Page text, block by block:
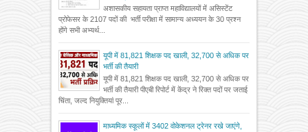
अशासकीय सहायता प्राप्त महाविद्यालयों में असिस्टेंट
प्रोफेसर के 2107 पदों की भर्ती परीक्षा में सामान्य अध्ययन के 30 प्रश्न
होंगे सभी अभ्यर्थ...
यूपी में 81,821 शिक्षक पद खाली, 32,700 से अधिक पर
भर्ती की तैयारी
यूपी में 81,821 शिक्षक पद खाली, 32,700 से अधिक पर
भर्ती की तैयारी पीएबी रिपोर्ट में केंद्र ने रिक्त पदों पर जताई
चिंता, जल्द नियुक्तियां पूर...
माध्यमिक स्कूलों में 3402 वोकेशनल ट्रेनर रखे जाएंगे,